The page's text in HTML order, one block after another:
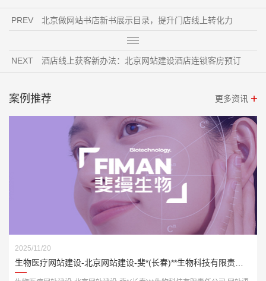
PREV 北京做网站书店新书展示目录，提升门店线上转化力
NEXT 酒店线上获客新办法：北京网站建设酒店连锁客房预订
案例推荐 更多资讯
2025/11/20